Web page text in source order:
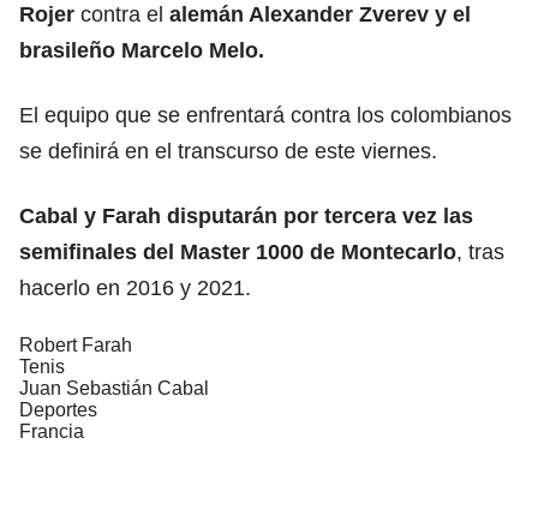
Rojer contra el alemán Alexander Zverev y el
brasileño Marcelo Melo.
El equipo que se enfrentará contra los colombianos
se definirá en el transcurso de este viernes.
Cabal y Farah disputarán por tercera vez las
semifinales del Master 1000 de Montecarlo, tras
hacerlo en 2016 y 2021.
Robert Farah
Tenis
Juan Sebastián Cabal
Deportes
Francia